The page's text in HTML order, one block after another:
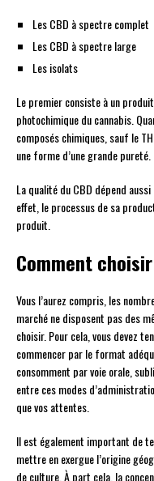
Les CBD à spectre complet
Les CBD à spectre large
Les isolats
Le premier consiste à un
photochimique du cannabis.
composés chimiques, sauf le
une forme d’une grande
La qualité du CBD dépend
effet, le processus de sa
produit.
Comment
Vous l’aurez compris, les
marché ne disposent pas des
choisir. Pour cela, vous devez
commencer par le format
consomment par voie orale,
entre ces modes
que vos attentes.
Il est également important de
mettre en exergue l’origine
de culture. À part cela, la